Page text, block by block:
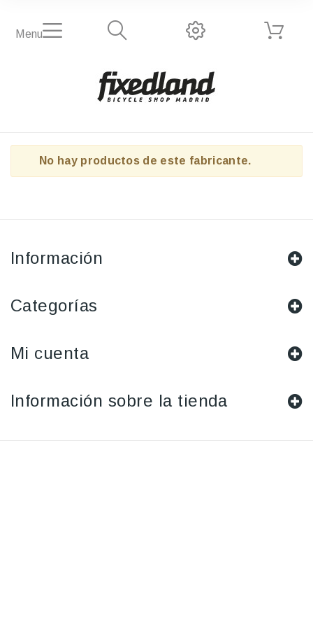
Menu
No hay productos de este fabricante.
Información
Categorías
Mi cuenta
Información sobre la tienda